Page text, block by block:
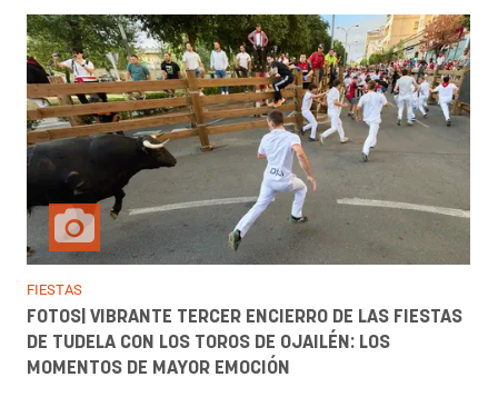
FIESTAS
FOTOS| VIBRANTE TERCER ENCIERRO DE LAS FIESTAS
DE TUDELA CON LOS TOROS DE OJAILÉN: LOS
MOMENTOS DE MAYOR EMOCIÓN